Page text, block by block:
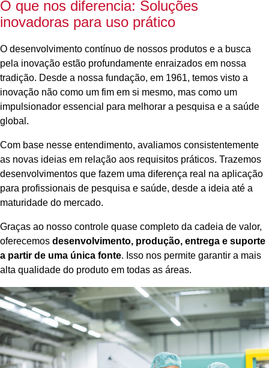
O que nos diferencia: Soluções
inovadoras para uso prático
O desenvolvimento contínuo de nossos produtos e a busca
pela inovação estão profundamente enraizados em nossa
tradição. Desde a nossa fundação, em 1961, temos visto a
inovação não como um fim em si mesmo, mas como um
impulsionador essencial para melhorar a pesquisa e a saúde
global.
Com base nesse entendimento, avaliamos consistentemente
as novas ideias em relação aos requisitos práticos. Trazemos
desenvolvimentos que fazem uma diferença real na aplicação
para profissionais de pesquisa e saúde, desde a ideia até a
maturidade do mercado.
Graças ao nosso controle quase completo da cadeia de valor,
oferecemos desenvolvimento, produção, entrega e suporte
a partir de uma única fonte. Isso nos permite garantir a mais
alta qualidade do produto em todas as áreas.